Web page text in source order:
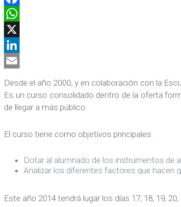
Facebook
WhatsApp
X
LinkedIn
Desde el año 2000, y en colaboración con la
Es un curso consolidado dentro de la oferta
de llegar a más público.
El curso tiene como objetivos principales:
Dotar al alumnado de los instrumentos de
Analizar los diferentes factores que hacen
Este año 2014 tendrá lugar los días 17, 18, 19,